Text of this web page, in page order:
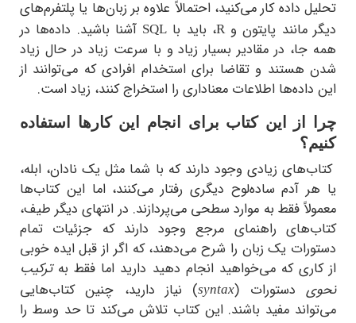
داده کار می‌کنید، احتمالاً علاوه بر زبان‌ها یا پلتفرم‌های
مانند پایتون وR، باید با SQL آشنا باشید. داده‌ها در
در مقادیر بسیار زیاد و با سرعت زیاد در حال زیاد
و تقاضا برای استخدام افرادی که می‌توانند از
اطلاعات معناداری را استخراج کنند، زیاد است.
از این کتاب برای انجام این کارها استفاده
زیادی وجود دارند که با شما مثل یک نادان، ابله،
آدم ساده‌لوح دیگری رفتار می‌کنند، اما این کتاب‌ها
فقط به موارد سطحی می‌پردازند. در انتهای دیگر طیف،
راهنمای مرجع وجود دارند که جزئیات تمام
یک زبان را شرح می‌دهند، که اگر از قبل ایده خوبی
که می‌خواهید انجام دهید دارید اما فقط به ترکیب
دستورات (syntax
) نیاز دارید، چنین کتاب‌هایی
مفید باشند. این کتاب تلاش می‌کند تا حد وسط را